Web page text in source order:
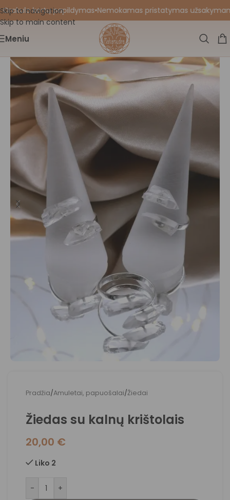
Skip to navigation
Skip to main content
kortų papildymas•Nemokamas pristatymas
Meniu
Pradžia/Amuletai, papuošalai/Žiedai
Žiedas su kalnų krištolais
20,00 €
Liko 2
- +